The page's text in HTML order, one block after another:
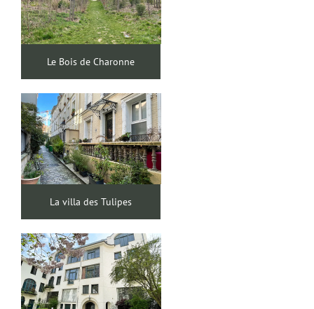
Le Bois de Charonne
La villa des Tulipes